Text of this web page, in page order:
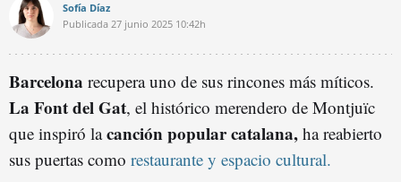
Sofía Díaz
Publicada 27 junio 2025 10:42h
Barcelona recupera uno de sus rincones más míticos.
La Font del Gat, el histórico merendero de Montjuïc
que inspiró lacanción popular catalana, ha reabierto
sus puertas como restaurante y espacio cultural.